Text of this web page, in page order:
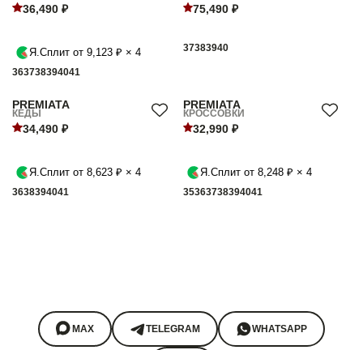
36,490 ₽
Я.Сплит от 9,123 ₽ × 4
363738394041
75,490 ₽
37383940
PREMIATA
КЕДЫ
34,490 ₽
Я.Сплит от 8,623 ₽ × 4
3638394041
PREMIATA
КРОССОВКИ
32,990 ₽
Я.Сплит от 8,248 ₽ × 4
35363738394041
MAX TELEGRAM WHATSAPP